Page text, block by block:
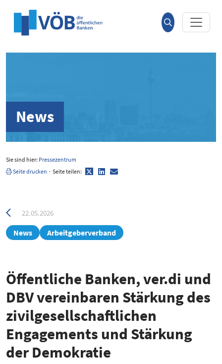
Suche
öffnen
News
Sie sind hier: Pressezentrum
Seite drucken · Seite teilen: TwitterLinkedIn
E-
Mail
Zurück
zur
22.05.2026
News Arbeitgeberverband
Öffentliche Banken, ver.di und
DBV vereinbaren Stärkung des
zivilgesellschaftlichen
Engagements und Stärkung
der Demokratie